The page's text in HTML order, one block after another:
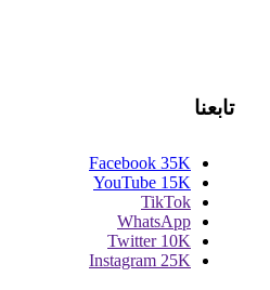
تابعنا
Facebook 35K
YouTube 15K
TikTok
WhatsApp
Twitter 10K
Instagram 25K